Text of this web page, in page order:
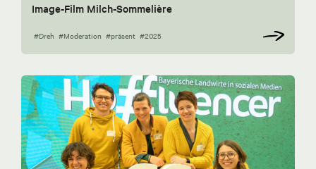
Image-Film Milch-Sommelière
#Dreh #Moderation #präsent #2025